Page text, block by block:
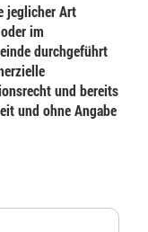
jeglicher Art
im
durchgeführt
und bereits
und ohne Angabe